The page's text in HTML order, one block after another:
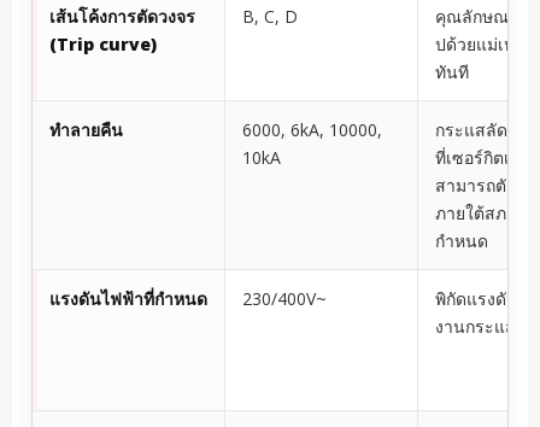
เส้นโค้งการตัดวงจร
(Trip curve)
B, C, D
คุณลักษณะกา
ปด้วยแม่เหล็
ทันที
ทำลายคืน
6000, 6kA, 10000,
10kA
กระแสลัดวง
ที่เซอร์กิตเบร
สามารถตัดวง
ภายใต้สภาวะ
กำหนด
แรงดันไฟฟ้าที่กำหนด 230/400V~
พิกัดแรงดันไ
งานกระแสส